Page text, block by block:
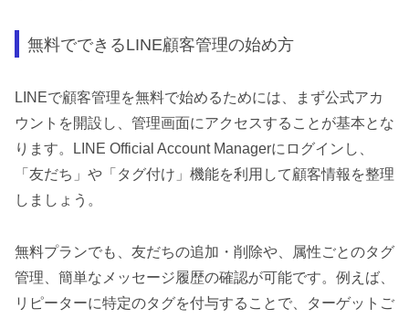
無料でできるLINE顧客管理の始め方
LINEで顧客管理を無料で始めるためには、まず公式アカ
ウントを開設し、管理画面にアクセスすることが基本とな
ります。LINE Official Account Managerにログインし、
「友だち」や「タグ付け」機能を利用して顧客情報を整理
しましょう。
無料プランでも、友だちの追加・削除や、属性ごとのタグ
管理、簡単なメッセージ履歴の確認が可能です。例えば、
リピーターに特定のタグを付与することで、ターゲットご